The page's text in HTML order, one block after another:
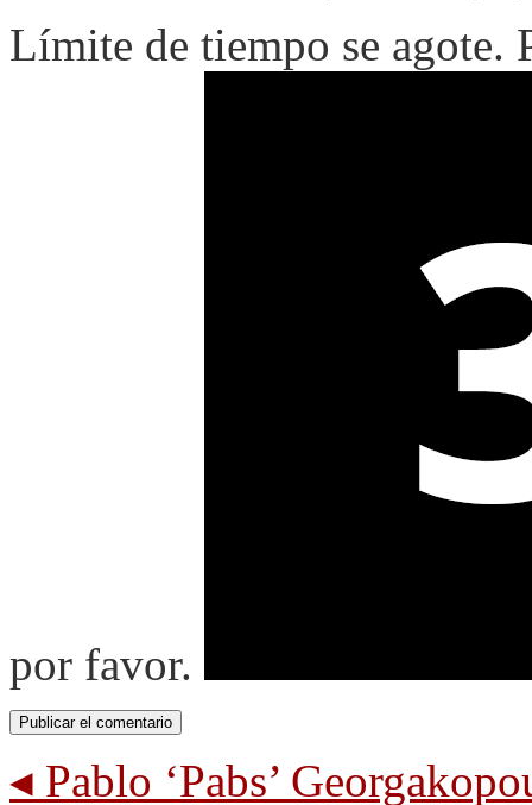
Límite de tiempo se agote.
por favor.
◂ Pablo ‘Pabs’